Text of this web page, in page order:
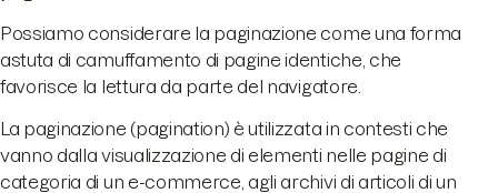
Possiamo considerare la paginazione come una forma
astuta di camuffamento di pagine identiche, che
favorisce la lettura da parte del navigatore.
La paginazione (pagination) è utilizzata in contesti che
vanno dalla visualizzazione di elementi nelle pagine di
categoria di un e-commerce, agli archivi di articoli di un